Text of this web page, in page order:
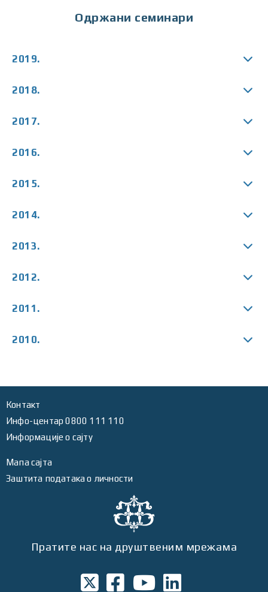
Одржани семинари
2019.
2018.
2017.
2016.
2015.
2014.
2013.
2012.
2011.
2010.
Контакт
Инфо-центар 0800 111 110
Информације о сајту
Мапа сајта
Заштита података о личности
Пратите нас на друштвеним мрежама